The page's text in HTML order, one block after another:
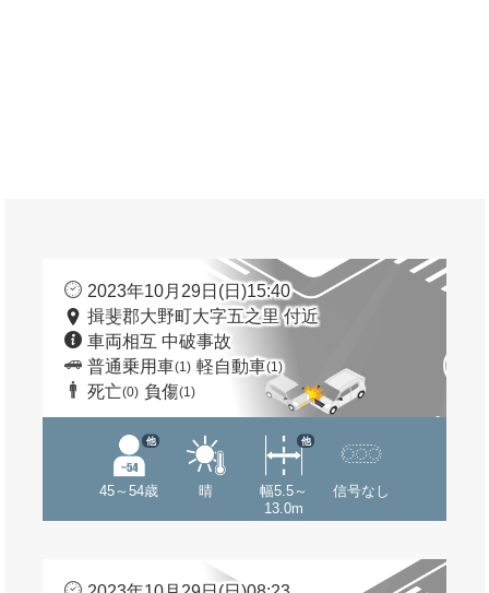
2023年10月29日(日)15:40
揖斐郡大野町大字五之里 付近
車両相互 中破事故
普通乗用車(1) 軽自動車(1)
死亡(0) 負傷(1)
45～54歳
他
晴
幅5.5～
13.0m
他
信号なし